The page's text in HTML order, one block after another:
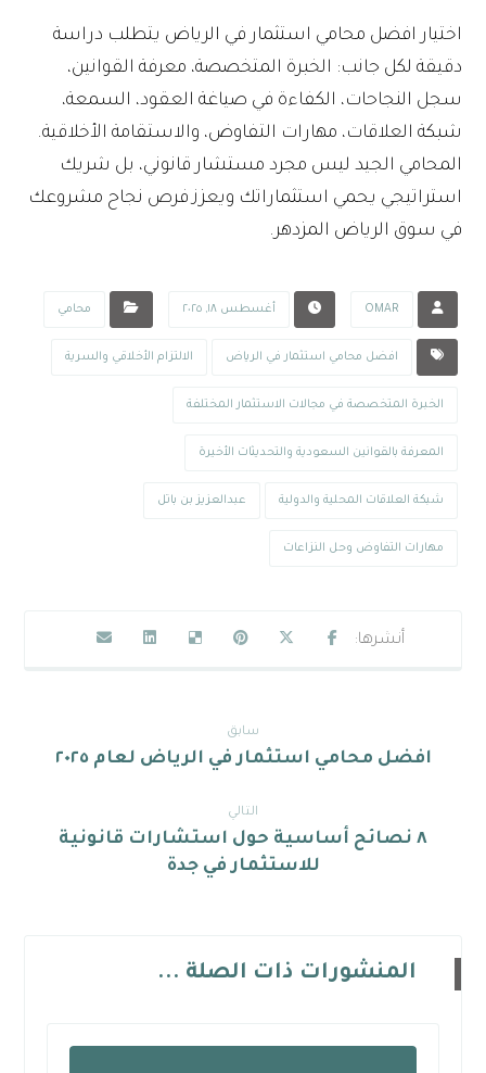
اختيار افضل محامي استثمار في الرياض يتطلب دراسة
دقيقة لكل جانب: الخبرة المتخصصة، معرفة القوانين،
سجل النجاحات، الكفاءة في صياغة العقود، السمعة،
شبكة العلاقات، مهارات التفاوض، والاستقامة الأخلاقية.
المحامي الجيد ليس مجرد مستشار قانوني، بل شريك
استراتيجي يحمي استثماراتك ويعزز فرص نجاح مشروعك
في سوق الرياض المزدهر.
OMAR أغسطس ١٨, ٢٠٢٥ محامي
افضل محامي استثمار في الرياض الالتزام الأخلاقي والسرية
الخبرة المتخصصة في مجالات الاستثمار المختلفة
المعرفة بالقوانين السعودية والتحديثات الأخيرة
شبكة العلاقات المحلية والدولية عبدالعزيز بن باتل
مهارات التفاوض وحل النزاعات
سابق
افضل محامي استثمار في الرياض لعام ٢٠٢٥
التالي
٨ نصائح أساسية حول استشارات قانونية
للاستثمار في جدة
المنشورات ذات الصلة ...